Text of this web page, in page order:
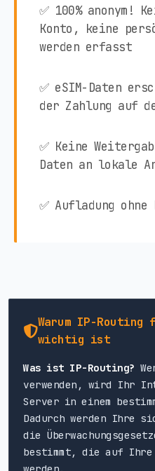
✅ 100% anonym!
Konto, keine
werden erfasst
✅ eSIM-Daten
der Zahlung auf
✅ Keine
Daten an lokale
✅ Aufladung
Warum IP-
wichtig ist
Was ist IP-Routing?
verwenden, wird Ihr
Server in einem
Dadurch werden Ihre
die
bestimmt, die auf Ihre